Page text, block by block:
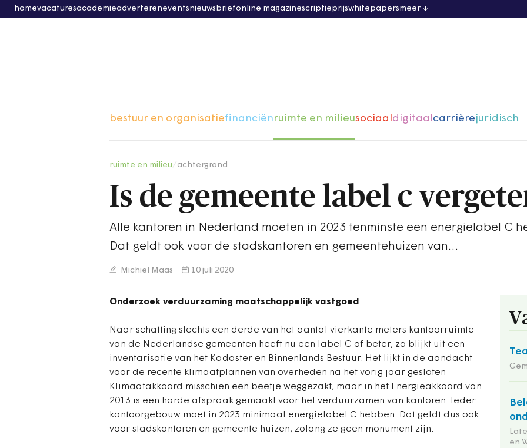
homevacaturesacademieadvertereneventsnieuwsbriefonline magazinescriptieprijswhitepapersmeer
bestuur en organisatiefinanciënruimte en milieusociaaldigitaalcarrièrejuridisch
ruimte en milieu achtergrond
Is de gemeente label c
Alle kantoren in Nederland moeten in 2023 tenminste een energielabel C
Dat geldt ook voor de stadskantoren en gemeentehuizen van…
Michiel Maas 10 juli 2020
Onderzoek verduurzaming maatschappelijk vastgoed
Naar schatting slechts een derde van het aantal vierkante meters kantoorruimte
van de Nederlandse gemeenten heeft nu een label C of beter, zo blijkt uit een
inventarisatie van het Kadaster en Binnenlands Bestuur. Het lijkt in de aandacht
voor de recente klimaatplannen van overheden na het vorig jaar gesloten
Klimaatakkoord misschien een beetje weggezakt, maar in het Energieakkoord van
2013 is een harde afspraak gemaakt voor het verduurzamen van kantoren. Ieder
kantoorgebouw moet in 2023 minimaal energielabel C hebben. Dat geldt dus ook
voor stadskantoren en gemeente huizen, zolang ze geen monument zijn.
en